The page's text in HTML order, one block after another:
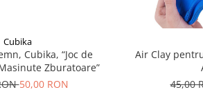
Cubika
Cubika, “Joc de
Zburatoare”
50,00 RON
Air Clay
45,00